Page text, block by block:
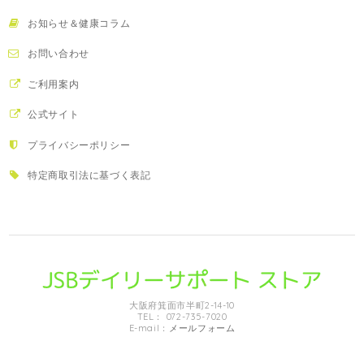
お知らせ＆健康コラム
お問い合わせ
ご利用案内
公式サイト
プライバシーポリシー
特定商取引法に基づく表記
大阪府箕面市半町2-14-10
TEL： 072-735-7020
E-mail： メールフォーム